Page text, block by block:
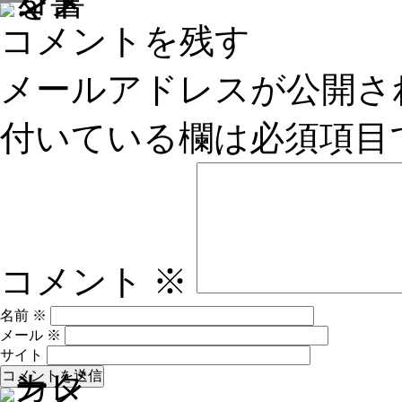
Email
コメントを残す
メールアドレスが公開
付いている欄は必須項目
コメント ※
名前 ※
メール ※
サイト